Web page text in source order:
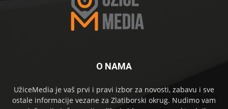
O NAMA
UžiceMedia je vaš prvi i pravi izbor za novosti, zabavu i sve
ostale informacije vezane za Zlatiborski okrug. Nudimo vam